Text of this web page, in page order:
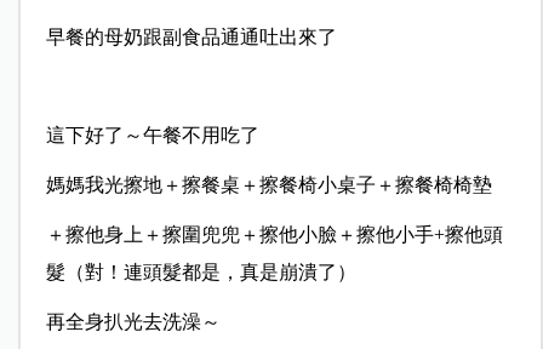
早餐的母奶跟副食品通通吐出來了
這下好了～午餐不用吃了
媽媽我光擦地＋擦餐桌＋擦餐椅小桌子＋擦餐椅椅墊
＋擦他身上＋擦圍兜兜＋擦他小臉＋擦他小手+擦他頭
髮（對！連頭髮都是，真是崩潰了）
再全身扒光去洗澡～